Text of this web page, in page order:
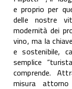
e proprio per
delle nostre
modernità dei
vino, ma la
e sostenibile,
semplice
comprende.
misura